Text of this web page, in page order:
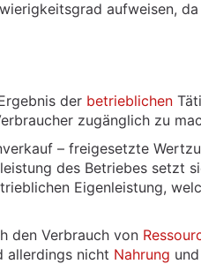
aufweisen,
der betrieblichen
zugänglich zu
– freigesetzte
des Betriebes setzt
Eigenleistung,
den Verbrauch von
allerdings nicht Nahrung und